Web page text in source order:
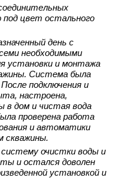
цвет остального
день с
необходимыми
установки и монтажа
Система была
подключения и
настроена,
в дом и чистая вода
проверена работа
и автоматики
скважины.
систему очистки воды и
и остался доволен
установкой и